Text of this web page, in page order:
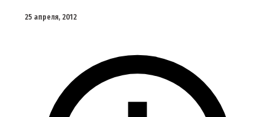
25 апреля, 2012